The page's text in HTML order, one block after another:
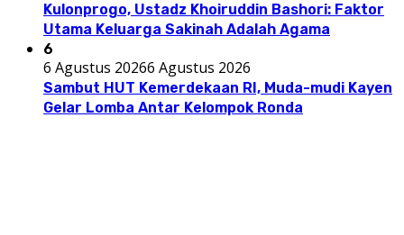
Kulonprogo, Ustadz Khoiruddin Bashori: Faktor
Utama Keluarga Sakinah Adalah Agama
6
6 Agustus 20266 Agustus 2026
Sambut HUT Kemerdekaan RI, Muda-mudi Kayen
Gelar Lomba Antar Kelompok Ronda